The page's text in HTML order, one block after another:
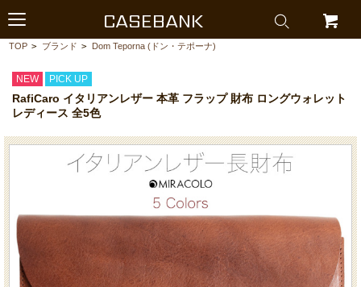
CASEBANK
TOP > ブランド > Dom Teporna (ドン・テポーナ)
NEW PICK UP
RafiCaro イタリアンレザー 本革 フラップ 財布 ロングウォレット
レディース 全5色